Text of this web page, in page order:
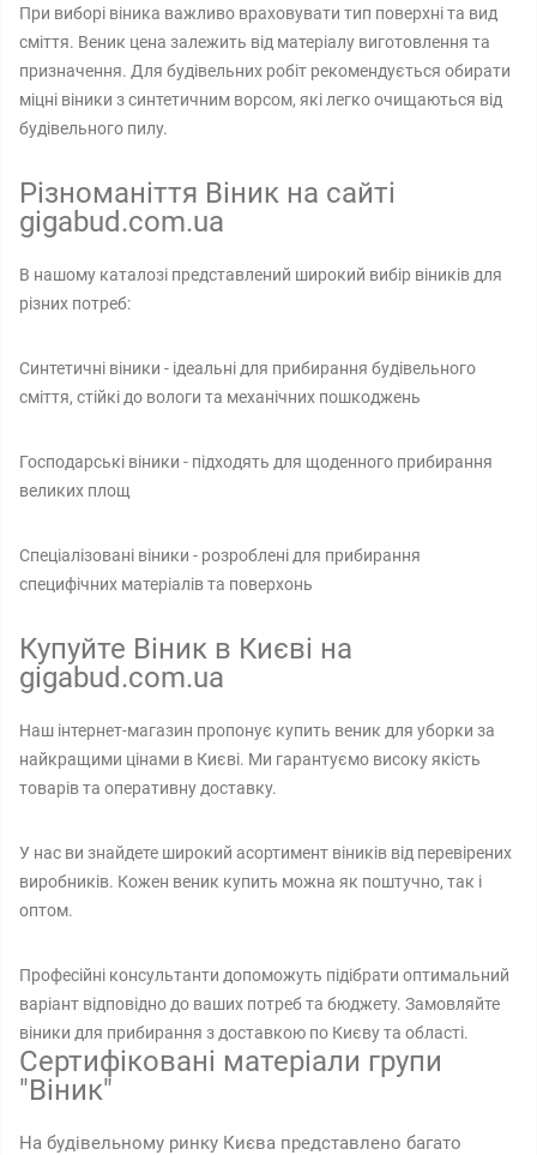
При виборі віника важливо враховувати тип поверхні та вид
сміття. Веник цена залежить від матеріалу виготовлення та
призначення. Для будівельних робіт рекомендується обирати
міцні віники з синтетичним ворсом, які легко очищаються від
будівельного пилу.
Різноманіття Віник на сайті
gigabud.com.ua
В нашому каталозі представлений широкий вибір віників для
різних потреб:
Синтетичні віники - ідеальні для прибирання будівельного
сміття, стійкі до вологи та механічних пошкоджень
Господарські віники - підходять для щоденного прибирання
великих площ
Спеціалізовані віники - розроблені для прибирання
специфічних матеріалів та поверхонь
Купуйте Віник в Києві на
gigabud.com.ua
Наш інтернет-магазин пропонує купить веник для уборки за
найкращими цінами в Києві. Ми гарантуємо високу якість
товарів та оперативну доставку.
У нас ви знайдете широкий асортимент віників від перевірених
виробників. Кожен веник купить можна як поштучно, так і
оптом.
Професійні консультанти допоможуть підібрати оптимальний
варіант відповідно до ваших потреб та бюджету. Замовляйте
віники для прибирання з доставкою по Києву та області.
Сертифіковані матеріали групи
"Віник"
На будівельному ринку Києва представлено багато